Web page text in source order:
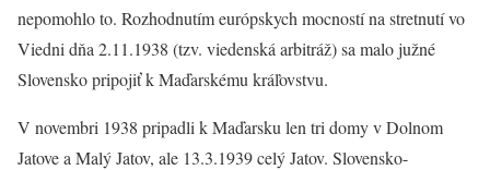
nepomohlo to. Rozhodnutím európskych mocností na stretnutí vo
Viedni dňa 2.11.1938 (tzv. viedenská arbitráž) sa malo južné
Slovensko pripojiť k Maďarskému kráľovstvu.
V novembri 1938 pripadli k Maďarsku len tri domy v Dolnom
Jatove a Malý Jatov, ale 13.3.1939 celý Jatov. Slovensko-